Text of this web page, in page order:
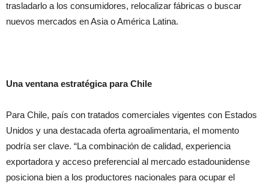
trasladarlo a los consumidores, relocalizar fábricas o buscar
nuevos mercados en Asia o América Latina.
Una ventana estratégica para Chile
Para Chile, país con tratados comerciales vigentes con Estados
Unidos y una destacada oferta agroalimentaria, el momento
podría ser clave. “La combinación de calidad, experiencia
exportadora y acceso preferencial al mercado estadounidense
posiciona bien a los productores nacionales para ocupar el